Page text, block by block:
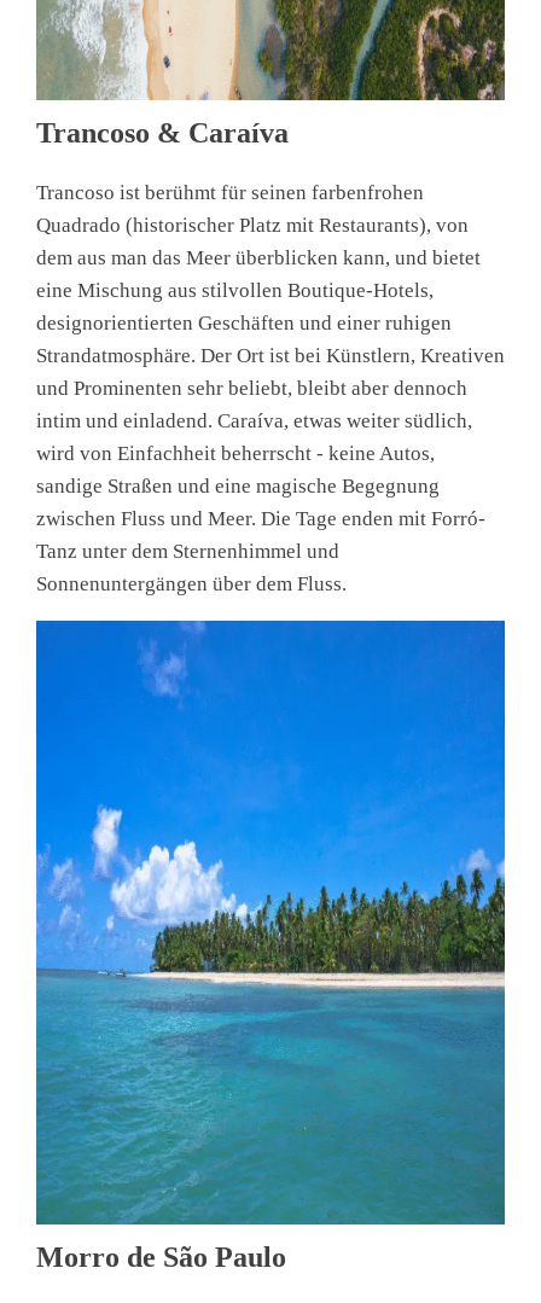
Trancoso & Caraíva
Trancoso ist berühmt für seinen farbenfrohen
Quadrado (historischer Platz mit Restaurants), von
dem aus man das Meer überblicken kann, und bietet
eine Mischung aus stilvollen Boutique-Hotels,
designorientierten Geschäften und einer ruhigen
Strandatmosphäre. Der Ort ist bei Künstlern, Kreativen
und Prominenten sehr beliebt, bleibt aber dennoch
intim und einladend. Caraíva, etwas weiter südlich,
wird von Einfachheit beherrscht - keine Autos,
sandige Straßen und eine magische Begegnung
zwischen Fluss und Meer. Die Tage enden mit Forró-
Tanz unter dem Sternenhimmel und
Sonnenuntergängen über dem Fluss.
Morro de São Paulo